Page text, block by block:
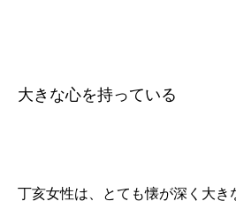
大きな心を持っている
丁亥女性は、とても懐が深く大き